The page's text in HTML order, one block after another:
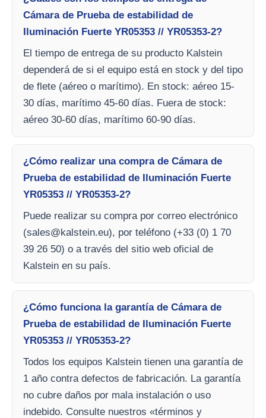
Cámara de Prueba de estabilidad de
Iluminación Fuerte YR05353 // YR05353-2?
El tiempo de entrega de su producto Kalstein
dependerá de si el equipo está en stock y del tipo
de flete (aéreo o marítimo). En stock: aéreo 15-
30 días, marítimo 45-60 días. Fuera de stock:
aéreo 30-60 días, marítimo 60-90 días.
¿Cómo realizar una compra de Cámara de
Prueba de estabilidad de Iluminación Fuerte
YR05353 // YR05353-2?
Puede realizar su compra por correo electrónico
(sales@kalstein.eu), por teléfono (+33 (0) 1 70
39 26 50) o a través del sitio web oficial de
Kalstein en su país.
¿Cómo funciona la garantía de Cámara de
Prueba de estabilidad de Iluminación Fuerte
YR05353 // YR05353-2?
Todos los equipos Kalstein tienen una garantía de
1 año contra defectos de fabricación. La garantía
no cubre daños por mala instalación o uso
indebido. Consulte nuestros «términos y